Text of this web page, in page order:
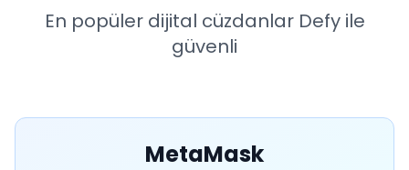
En popüler dijital cüzdanlar Defy ile
güvenli
MetaMask